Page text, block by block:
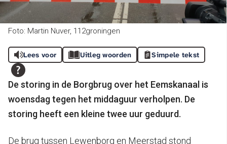
Foto: Martin Nuver, 112groningen
Lees voor Uitleg woorden Simpele tekst
De storing in de Borgbrug over het Eemskanaal is
woensdag tegen het middaguur verholpen. De
storing heeft een kleine twee uur geduurd.
De brug tussen Lewenborg en Meerstad stond